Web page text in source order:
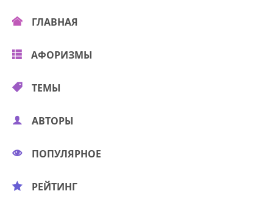
ГЛАВНАЯ
АФОРИЗМЫ
ТЕМЫ
АВТОРЫ
ПОПУЛЯРНОЕ
РЕЙТИНГ